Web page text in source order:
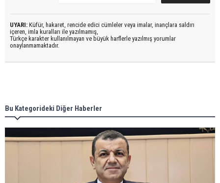
UYARI: Küfür, hakaret, rencide edici cümleler veya imalar, inançlara saldırı
içeren, imla kuralları ile yazılmamış,
Türkçe karakter kullanılmayan ve büyük harflerle yazılmış yorumlar
onaylanmamaktadır.
Bu Kategorideki Diğer Haberler